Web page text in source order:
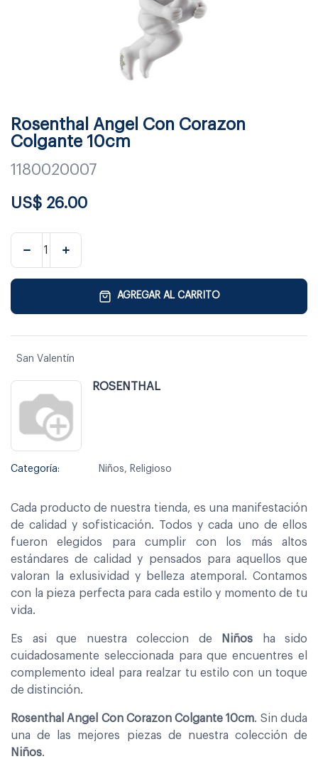
Rosenthal Angel Con Corazon
Colgante 10cm
1180020007
US$ 26.00
AGREGAR AL CARRITO
San Valentín
ROSENTHAL
Categoría: Niños, Religioso
Cada producto de nuestra tienda, es una manifestación
de calidad y sofisticación. Todos y cada uno de ellos
fueron elegidos para cumplir con los más altos
estándares de calidad y pensados para aquellos que
valoran la exlusividad y belleza atemporal. Contamos
con la pieza perfecta para cada estilo y momento de tu
vida.
Es asi que nuestra coleccion de Niños ha sido
cuidadosamente seleccionada para que encuentres el
complemento ideal para realzar tu estilo con un toque
de distinción.
Rosenthal Angel Con Corazon Colgante 10cm. Sin duda
una de las mejores piezas de nuestra colección de
Niños.